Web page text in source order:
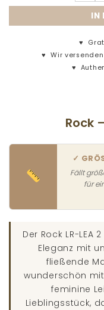
IN
♥
♥Wir
♥
Rock
✓
Fällt
für
Der Rock LR-
Eleganz mit
fließende
wunderschön
feminine
Lieblingsstück,